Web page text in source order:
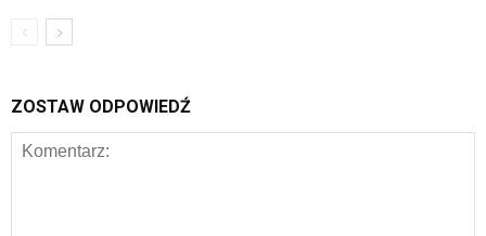
ZOSTAW ODPOWIEDŹ